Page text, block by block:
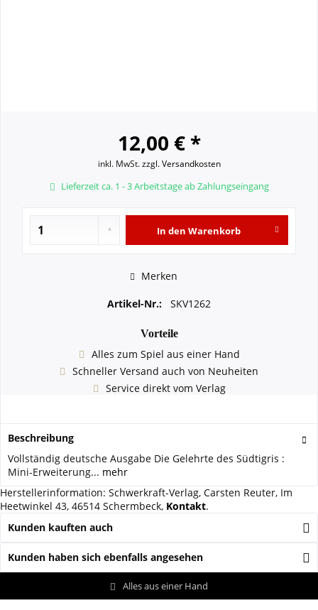
12,00 € *
inkl. MwSt.zzgl. Versandkosten
Lieferzeit ca. 1 - 3 Arbeitstage ab Zahlungseingang
In den Warenkorb
Merken
Artikel-Nr.: SKV1262
Vorteile
Alles zum Spiel aus einer Hand
Schneller Versand auch von Neuheiten
Service direkt vom Verlag
Beschreibung
Vollständig deutsche Ausgabe Die Gelehrte des Südtigris :
Mini-Erweiterung... mehr
Herstellerinformation: Schwerkraft-Verlag, Carsten Reuter, Im
Heetwinkel 43, 46514 Schermbeck, Kontakt.
Kunden kauften auch
Kunden haben sich ebenfalls angesehen
Alles aus einer Hand